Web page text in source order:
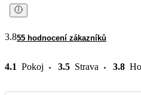
3.855 hodnocení zákazníků
4.1 Pokoj 3.5 Strava 3.8